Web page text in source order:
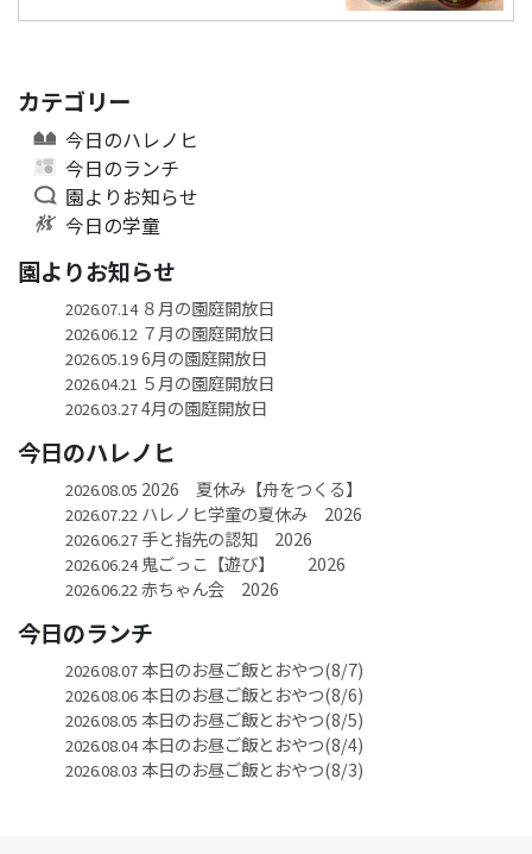
カテゴリー
今日のハレノヒ
今日のランチ
園よりお知らせ
今日の学童
園よりお知らせ
2026.07.14８月の園庭開放日
2026.06.12７月の園庭開放日
2026.05.196月の園庭開放日
2026.04.21 ５月の園庭開放日
2026.03.274月の園庭開放日
今日のハレノヒ
2026.08.05 2026 夏休み【舟をつくる】
2026.07.22ハレノヒ学童の夏休み 2026
2026.06.27手と指先の認知 2026
2026.06.24鬼ごっこ【遊び】 2026
2026.06.22赤ちゃん会 2026
今日のランチ
2026.08.07本日のお昼ご飯とおやつ(8/7)
2026.08.06本日のお昼ご飯とおやつ(8/6)
2026.08.05 本日のお昼ご飯とおやつ(8/5)
2026.08.04本日のお昼ご飯とおやつ(8/4)
2026.08.03 本日のお昼ご飯とおやつ(8/3)